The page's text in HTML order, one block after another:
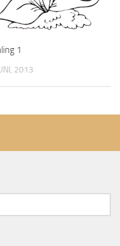
1
2013